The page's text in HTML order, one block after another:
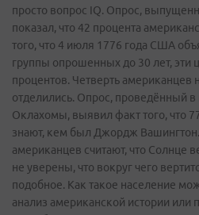
просто вопрос IQ. Опрос,
показал, что 42 процента
того, что 4 июля 1776 года США
группы опрошенных до 30 лет, эти
процентов. Четверть американцев
отделились. Опрос, проведённый
Оклахомы, выявил факт того, что
знают, кем был Джордж
американцев считают, что Солнце
не уверены, что вокруг чего
подобное. Как такое население
анализ американской истории или